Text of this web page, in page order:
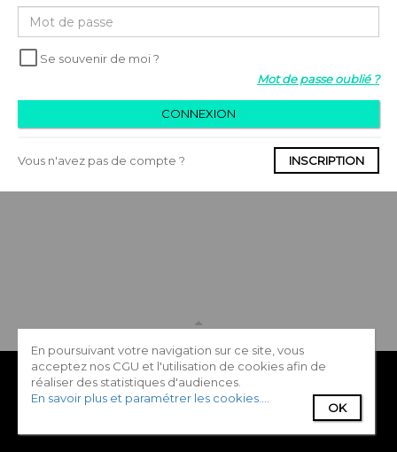
Se souvenir de moi ?
Mot de passe oublié ?
CONNEXION
Vous n'avez pas de compte ? INSCRIPTION
En poursuivant votre navigation sur ce site, vous
acceptez nos CGU et l'utilisation de cookies afin de
réaliser des statistiques d'audiences.
En savoir plus et paramétrer les cookies...
OK
Annuaire des éditeurs Blog Contactez-nous